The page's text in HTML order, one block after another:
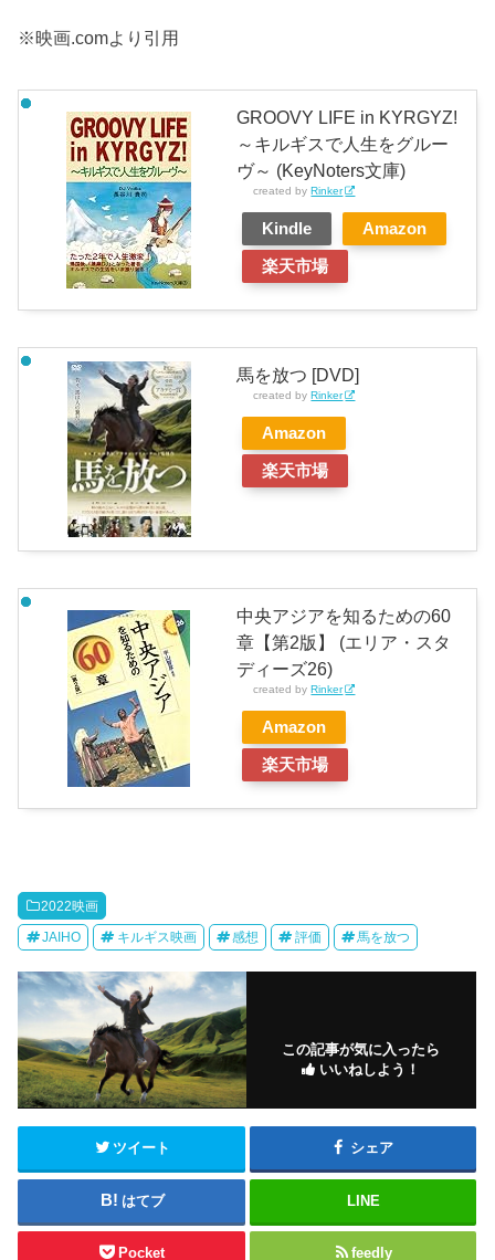
※映画.comより引用
GROOVY LIFE in KYRGYZ!
～キルギスで人生をグルー
ヴ～ (KeyNoters文庫)
created byRinker
Kindle Amazon
楽天市場
馬を放つ [DVD]
created byRinker
Amazon
楽天市場
中央アジアを知るための60
章【第2版】 (エリア・スタ
ディーズ26)
created byRinker
Amazon
楽天市場
2022映画
JAIHO キルギス映画 感想 評価 馬を放つ
この記事が気に入ったら
いいねしよう！
ツイート シェア
はてブ LINE
Pocket feedly